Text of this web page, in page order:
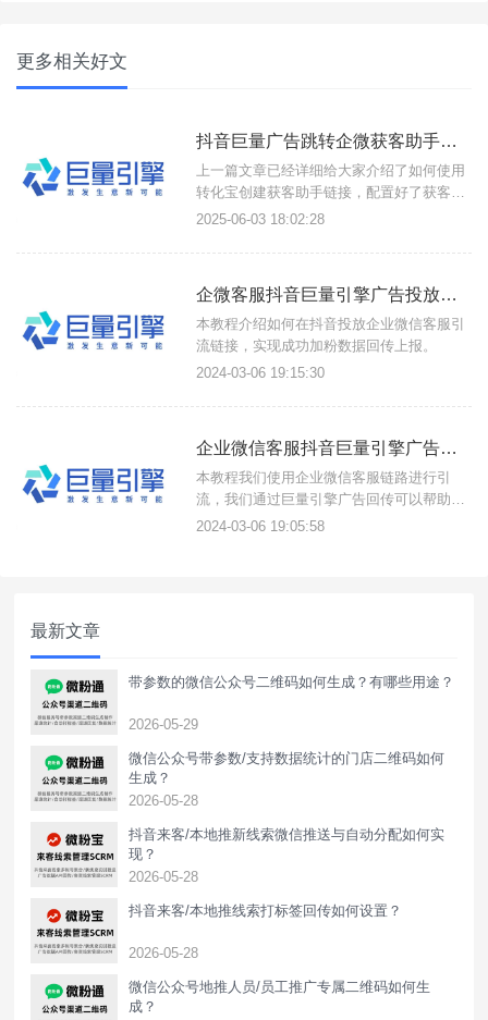
更多相关好文
抖音巨量广告跳转企微获客助手加粉数据回传配置与联调操作步骤
上一篇文章已经详细给大家介绍了如何使用
转化宝创建获客助手链接，配置好了获客助
手链接。提前在抖音后台开好广告账户。接
客助手加粉数据回传与联调。抖音巨量广告
第一步：获取广告回传链接1、登录转化宝
后台→进入企微获客助手功
2025-06-03 18:02:28
企微客服抖音巨量引擎广告投放回传教程
本教程介绍如何在抖音投放企业微信客服引
流链接，实现成功加粉数据回传上报。
2024-03-06 19:15:30
企业微信客服抖音巨量引擎广告加粉引流联调回传配置教程
本教程我们使用企业微信客服链路进行引
流，我们通过巨量引擎广告回传可以帮助优
化推广模型降低转化成本。具体跳转链路
2024-03-06 19:05:58
最新文章
带参数的微信公众号二维码如何生成？有哪些用途？
2026-05-29
微信公众号带参数/支持数据统计的门店二维码如何
生成？
2026-05-28
抖音来客/本地推新线索微信推送与自动分配如何实
现？
2026-05-28
抖音来客/本地推线索打标签回传如何设置？
2026-05-28
‌微信公众号地推人员/员工推广专属二维码如何生
成？